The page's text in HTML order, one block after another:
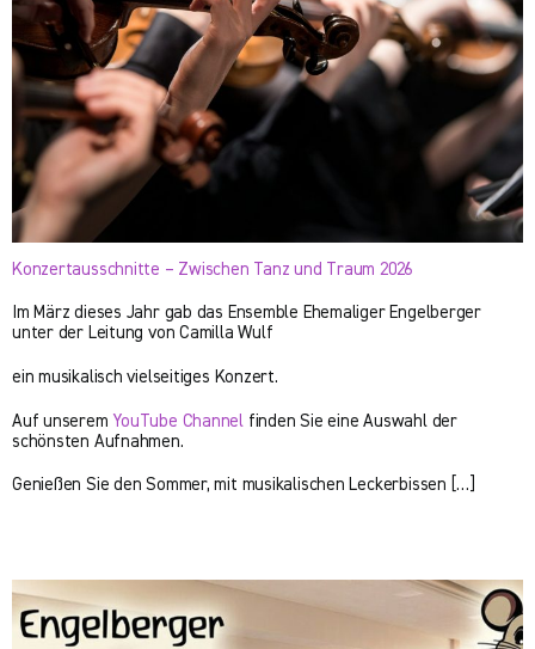
Konzertausschnitte – Zwischen Tanz und Traum 2026
Im März dieses Jahr gab das Ensemble Ehemaliger Engelberger
unter der Leitung von Camilla Wulf
ein musikalisch vielseitiges Konzert.
Auf unserem YouTube Channel finden Sie eine Auswahl der
schönsten Aufnahmen.
Genießen Sie den Sommer, mit musikalischen Leckerbissen […]